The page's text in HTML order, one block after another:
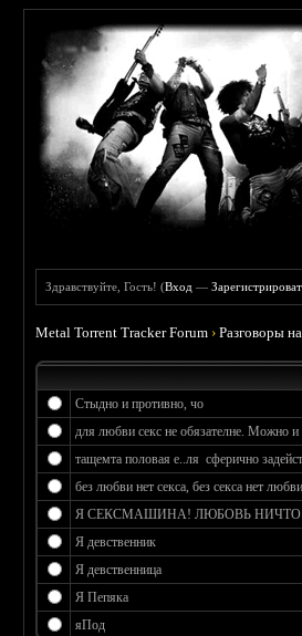
Здравствуйте, Гость! (Вход —
Metal Torrent Tracker Forum ›Разговоры
Стыдно и противно, чо
для любви секс не обязателне. Можно
тащемта половая е..ля сферично
без любви нет секса, без секса нет
Я СЕКСМАШИНА! ЛЮБОВЬ НИЧТО!
Я девственник
Я девственница
Я Пепяка
яПод